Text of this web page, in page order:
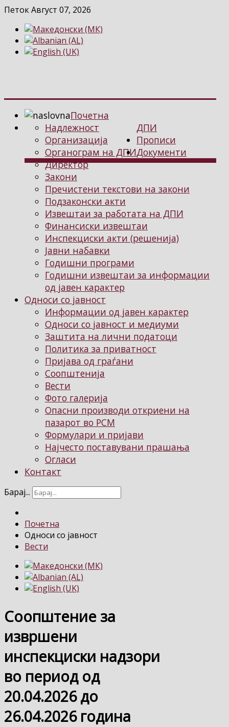
Петок Август 07, 2026
Почетна
ДПИ
Надлежност
Организација
Органограм на ДПИ
Директор
Прописи
Закони
Пречистени текстови на закони
Подзаконски акти
Документи
Извештаи за работата на ДПИ
Финансиски извештаи
Инспекциски акти (решенија)
Јавни набавки
Годишни програми
Годишни извештаи за информации
од јавен карактер
Односи со јавност
Информации од јавен карактер
Односи со јавност и медиуми
Заштита на лични податоци
Политика за приватност
Пријава од граѓани
Соопштенија
Вести
Фото галерија
Опасни производи откриени на
пазарот во РСМ
Формулари и пријави
Најчесто поставувани прашања
Огласи
Контакт
Барај...
Почетна
Односи со јавност
Вести
Соопштение за
извршени
инспекциски надзори
во период од
20.04.2026 до
26.04.2026 година